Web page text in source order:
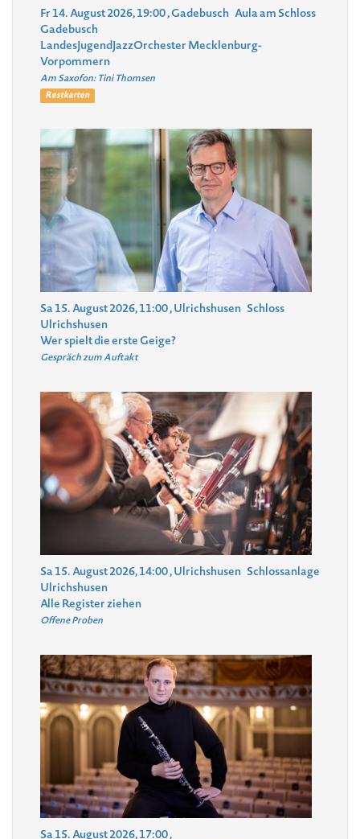
Fr 14. August 2026, 19:00, Gadebusch Aula am Schloss
Gadebusch
LandesJugendJazzOrchester Mecklenburg-
Vorpommern
Am Saxofon: Tini Thomsen
Restkarten
Sa 15. August 2026, 11:00, Ulrichshusen Schloss
Ulrichshusen
Wer spielt die erste Geige?
Gespräch zum Auftakt
Sa 15. August 2026, 14:00, Ulrichshusen Schlossanlage
Ulrichshusen
Alle Register ziehen
Offene Proben
Sa 15. August 2026, 17:00,